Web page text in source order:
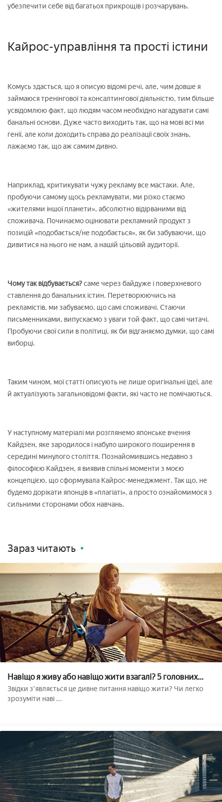
убезпечити себе від багатьох прикрощів і розчарувань.
Кайрос-управління та прості істини
Комусь здасться, що я описую відомі речі, але, чим довше я
займаюся тренінгової та консалтингової діяльністю, тим більше
усвідомлюю факт, що людям часом необхідно нагадувати самі
банальні основи. Дуже часто виходить так, що на мові всі ми
генії, але коли доходить справа до реалізації своїх знань,
лажаємо так, що аж самим дивно.
Наприклад, критикувати чужу рекламу все мастаки. Але,
пробуючи самому щось рекламувати, ми різко стаємо
«жителями іншої планети», абсолютно відірваними від
споживача. Починаємо оцінювати рекламний продукт з
позицій «подобається/не подобається», як би забуваючи, що
дивитися на нього не нам, а нашій цільовій аудиторії.
Чому так відбувається?саме через байдуже і поверхневого
ставлення до банальних істин. Перетворюючись на
рекламістів, ми забуваємо, що самі споживачі. Стаючи
письменниками, випускаємо з уваги той факт, що самі читачі.
Пробуючи свої сили в політиці, як би відганяємо думки, що самі
виборці.
Таким чином, мої статті описують не лише оригінальні ідеї, але
й актуалізують загальновідомі факти, які часто не помічаються.
У наступному матеріалі ми розглянемо японське вчення
Кайдзен, яке зародилося і набуло широкого поширення в
середині минулого століття. Познайомившись недавно з
філософією Кайдзен, я виявив спільні моменти з моєю
концепцією, що сформувала Кайрос-менеджмент. Так що, не
будемо дорікати японців в «плагіаті», а просто ознайомимося з
сильними сторонами обох навчань.
Зараз читають
Навіщо я живу або навіщо жити взагалі? 5 головних
питань
Звідки з'являється це дивне питання навіщо жити? Чи легко
зрозуміти наві ...